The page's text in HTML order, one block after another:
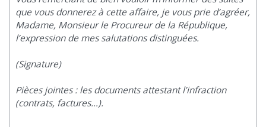
que vous donnerez à cette affaire, je vous prie d’agréer,
Madame, Monsieur le Procureur de la République,
l’expression de mes salutations distinguées.
(Signature)
Pièces jointes : les documents attestant l’infraction
(contrats, factures…).